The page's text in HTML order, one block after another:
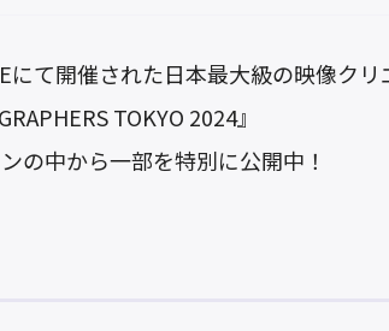
にて開催された日本最大級の映像クリ
TOKYO 2024』
の中から一部を特別に公開中！